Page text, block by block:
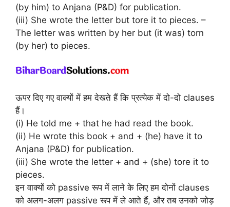
(by him) to Anjana (P&D) for publication.
(iii) She wrote the letter but tore it to pieces. –
The letter was written by her but (it was) torn
(by her) to pieces.
ऊपर दिए गए वाक्यों में हम देखते हैं कि प्रत्येक में दो-दो clauses
हैं।
(i) He told me + that he had read the book.
(ii) He wrote this book + and + (he) have it to
Anjana (P&D) for publication.
(iii) She wrote the letter + and + (she) tore it to
pieces.
इन वाक्यों को passive रूप में लाने के लिए हम दोनों clauses
को अलग-अलग passive रूप में ले आते हैं, और तब उनको जोड़